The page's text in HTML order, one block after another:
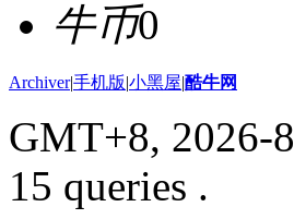
牛币0
Archiver|手机版|小黑屋|酷牛网
GMT+8, 2026-
15 queries .